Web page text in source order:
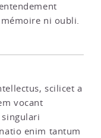
ni oubli.
scilicet a
vocant
enim tantum